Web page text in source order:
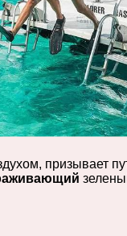
призывает